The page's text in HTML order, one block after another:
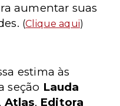
aumentar suas
(Clique aqui)
estima às
seção Lauda
, Atlas, Editora